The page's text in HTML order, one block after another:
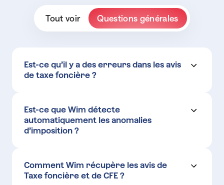
Tout voir Questions générales
Est-ce qu’il y a des erreurs dans les avis
de taxe foncière ?
Est-ce que Wim détecte
automatiquement les anomalies
d’imposition ?
Comment Wim récupère les avis de
Taxe foncière et de CFE ?